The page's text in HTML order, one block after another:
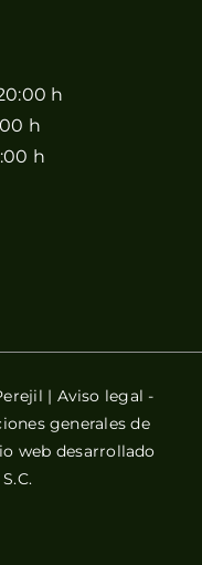
h
h
h
| Aviso legal -
generales de
web desarrollado